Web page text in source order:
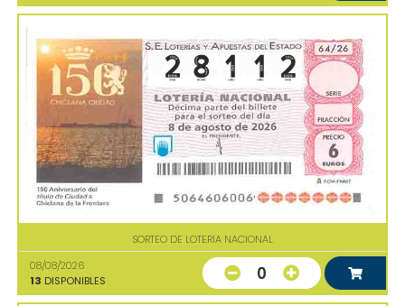
SORTEO DE LOTERIA NACIONAL
08/08/2026
13 DISPONIBLES 0